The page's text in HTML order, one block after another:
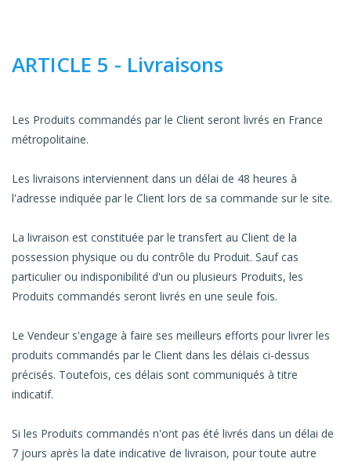
ARTICLE 5 - Livraisons
Les Produits commandés par le Client seront livrés en France
métropolitaine.
Les livraisons interviennent dans un délai de 48 heures à
l'adresse indiquée par le Client lors de sa commande sur le site.
La livraison est constituée par le transfert au Client de la
possession physique ou du contrôle du Produit. Sauf cas
particulier ou indisponibilité d'un ou plusieurs Produits, les
Produits commandés seront livrés en une seule fois.
Le Vendeur s'engage à faire ses meilleurs efforts pour livrer les
produits commandés par le Client dans les délais ci-dessus
précisés. Toutefois, ces délais sont communiqués à titre
indicatif.
Si les Produits commandés n'ont pas été livrés dans un délai de
7 jours après la date indicative de livraison, pour toute autre